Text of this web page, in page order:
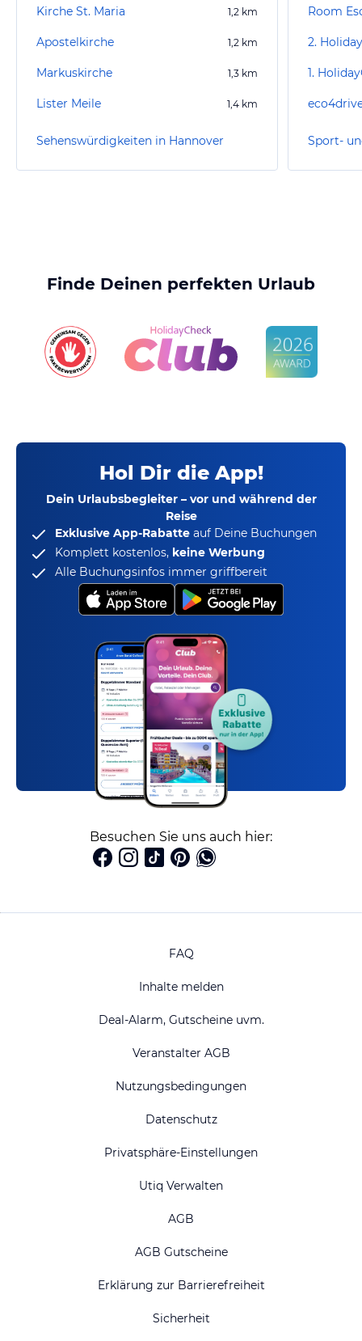
Kirche St. Maria 1,2 km
Apostelkirche 1,2 km
Markuskirche 1,3 km
Lister Meile 1,4 km
Sehenswürdigkeiten in Hannover
Room
Finde Deinen perfekten Urlaub
Hol Dir die App!
Dein Urlaubsbegleiter – vor und während der
Reise
Exklusive App-Rabatte auf Deine Buchungen
Komplett kostenlos, keine Werbung
Alle Buchungsinfos immer griffbereit
Besuchen Sie uns auch hier:
FAQ
Inhalte melden
Deal-Alarm, Gutscheine uvm.
Veranstalter AGB
Nutzungsbedingungen
Datenschutz
Privatsphäre-Einstellungen
Utiq Verwalten
AGB
AGB Gutscheine
Erklärung zur Barrierefreiheit
Sicherheit